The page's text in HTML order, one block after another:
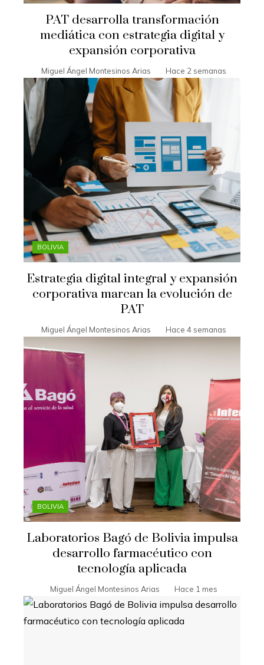
PAT desarrolla transformación
mediática con estrategia digital y
expansión corporativa
Miguel Ángel Montesinos Arias Hace 2 semanas
BOLIVIA
Estrategia digital integral y expansión
corporativa marcan la evolución de
PAT
Miguel Ángel Montesinos Arias Hace 4 semanas
BOLIVIA
Laboratorios Bagó de Bolivia impulsa
desarrollo farmacéutico con
tecnología aplicada
Miguel Ángel Montesinos Arias Hace 1 mes